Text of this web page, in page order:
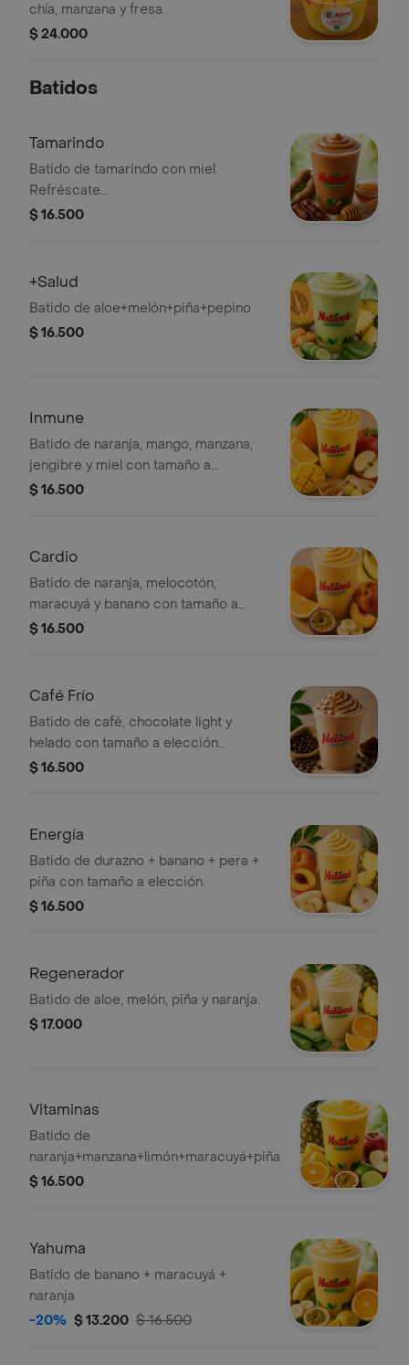
chía, manzana y fresa.
$ 24.000
Batidos
Tamarindo
Batido de tamarindo con miel.
Refréscate...
$ 16.500
+Salud
Batido de aloe+melón+piña+pepino
$ 16.500
Inmune
Batido de naranja, mango, manzana,
jengibre y miel con tamaño a
elección..
$ 16.500
Cardio
Batido de naranja, melocotón,
maracuyá y banano con tamaño a
elección..
$ 16.500
Café Frío
Batido de café, chocolate light y
helado con tamaño a elección..
$ 16.500
Energía
Batido de durazno + banano + pera +
piña con tamaño a elección.
$ 16.500
Regenerador
Batido de aloe, melón, piña y naranja.
$ 17.000
Vitaminas
Batido de
naranja+manzana+limón+maracuyá+piña
$ 16.500
Yahuma
Batido de banano + maracuyá +
naranja
-20% $ 13.200 $ 16.500